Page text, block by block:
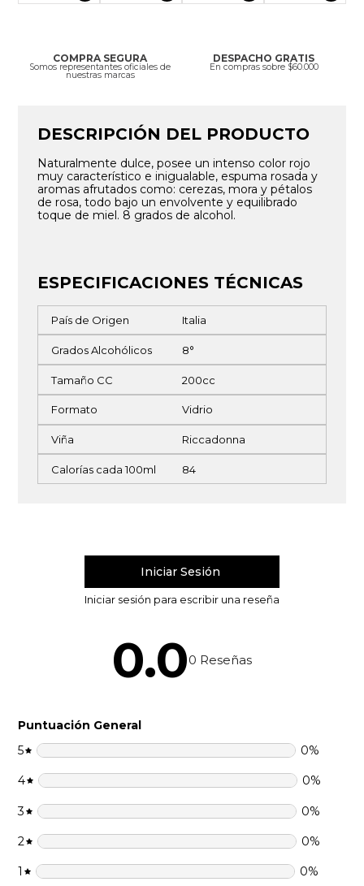
COMPRA SEGURA
Somos representantes oficiales de
nuestras marcas
DESPACHO GRATIS
En compras sobre $60.000
DESCRIPCIÓN DEL PRODUCTO
Naturalmente dulce, posee un intenso color rojo
muy característico e inigualable, espuma rosada y
aromas afrutados como: cerezas, mora y pétalos
de rosa, todo bajo un envolvente y equilibrado
toque de miel. 8 grados de alcohol.
ESPECIFICACIONES TÉCNICAS
País de Origen Italia
Grados Alcohólicos 8°
Tamaño CC 200cc
Formato Vidrio
Viña Riccadonna
Calorías cada 100ml 84
0.00 Reseñas
Puntuación General
5
0%
4 0%
3 0%
2 0%
1 0%